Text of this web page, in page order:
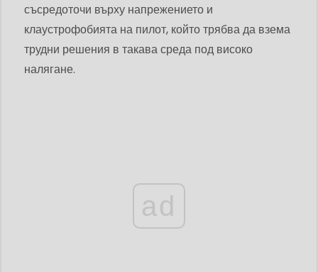
съсредоточи върху напрежението и
клаустрофобията на пилот, който трябва да взема
трудни решения в такава среда под високо
налягане.
ad